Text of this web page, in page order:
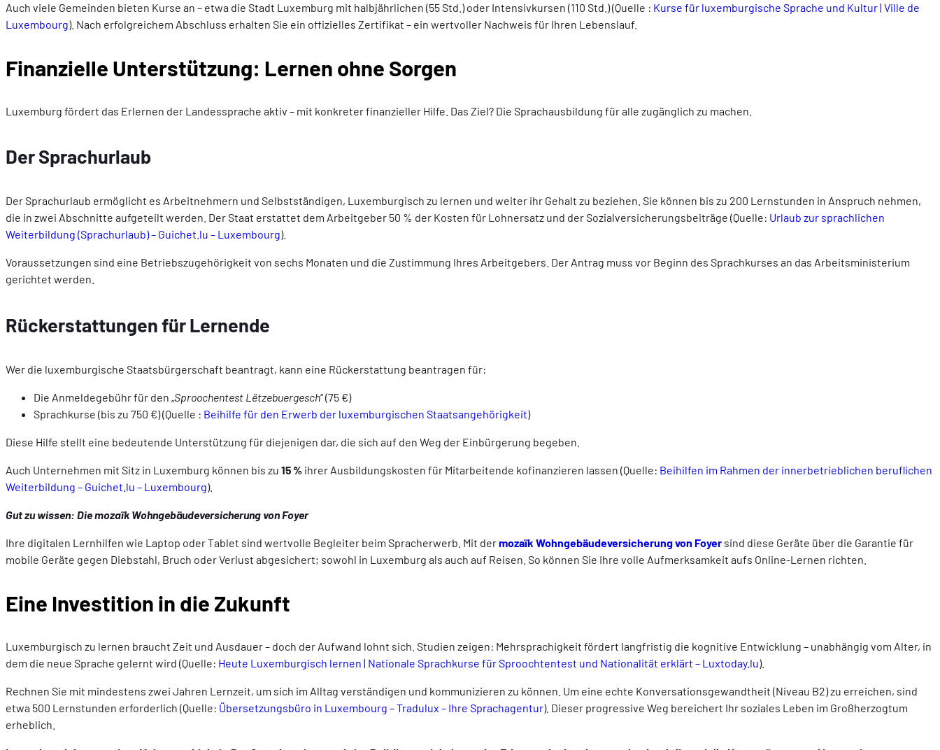
Auch viele Gemeinden bieten Kurse an – etwa die Stadt Luxemburg mit halbjährlichen (55 Std.) oder Intensivkursen (110 Std.) (Quelle : Kurse für luxemburgische Sprache und Kultur | Ville de
Luxembourg). Nach erfolgreichem Abschluss erhalten Sie ein offizielles Zertifikat – ein wertvoller Nachweis für Ihren Lebenslauf.
Finanzielle Unterstützung: Lernen ohne Sorgen
Luxemburg fördert das Erlernen der Landessprache aktiv – mit konkreter finanzieller Hilfe. Das Ziel? Die Sprachausbildung für alle zugänglich zu machen.
Der Sprachurlaub
Der Sprachurlaub ermöglicht es Arbeitnehmern und Selbstständigen, Luxemburgisch zu lernen und weiter ihr Gehalt zu beziehen. Sie können bis zu 200 Lernstunden in Anspruch nehmen,
die in zwei Abschnitte aufgeteilt werden. Der Staat erstattet dem Arbeitgeber 50 % der Kosten für Lohnersatz und der Sozialversicherungsbeiträge (Quelle: Urlaub zur sprachlichen
Weiterbildung (Sprachurlaub) – Guichet.lu – Luxembourg).
Voraussetzungen sind eine Betriebszugehörigkeit von sechs Monaten und die Zustimmung Ihres Arbeitgebers. Der Antrag muss vor Beginn des Sprachkurses an das Arbeitsministerium
gerichtet werden.
Rückerstattungen für Lernende
Wer die luxemburgische Staatsbürgerschaft beantragt, kann eine Rückerstattung beantragen für:
Die Anmeldegebühr für den „Sproochentest Lëtzebuergesch“ (75 €)
Sprachkurse (bis zu 750 €) (Quelle : Beihilfe für den Erwerb der luxemburgischen Staatsangehörigkeit)
Diese Hilfe stellt eine bedeutende Unterstützung für diejenigen dar, die sich auf den Weg der Einbürgerung begeben.
Auch Unternehmen mit Sitz in Luxemburg können bis zu 15 % ihrer Ausbildungskosten für Mitarbeitende kofinanzieren lassen (Quelle: Beihilfen im Rahmen der innerbetrieblichen beruflichen
Weiterbildung – Guichet.lu – Luxembourg).
Gut zu wissen: Die mozaïk Wohngebäudeversicherung von Foyer
Ihre digitalen Lernhilfen wie Laptop oder Tablet sind wertvolle Begleiter beim Spracherwerb. Mit dermozaïk Wohngebäudeversicherung von Foyer sind diese Geräte über die Garantie für
mobile Geräte gegen Diebstahl, Bruch oder Verlust abgesichert; sowohl in Luxemburg als auch auf Reisen. So können Sie Ihre volle Aufmerksamkeit aufs Online-Lernen richten.
Eine Investition in die Zukunft
Luxemburgisch zu lernen braucht Zeit und Ausdauer – doch der Aufwand lohnt sich. Studien zeigen: Mehrsprachigkeit fördert langfristig die kognitive Entwicklung – unabhängig vom Alter, in
dem die neue Sprache gelernt wird (Quelle: Heute Luxemburgisch lernen | Nationale Sprachkurse für Sproochtentest und Nationalität erklärt – Luxtoday.lu).
Rechnen Sie mit mindestens zwei Jahren Lernzeit, um sich im Alltag verständigen und kommunizieren zu können. Um eine echte Konversationsgewandtheit (Niveau B2) zu erreichen, sind
etwa 500 Lernstunden erforderlich (Quelle: Übersetzungsbüro in Luxembourg – Tradulux – Ihre Sprachagentur). Dieser progressive Weg bereichert Ihr soziales Leben im Großherzogtum
erheblich.